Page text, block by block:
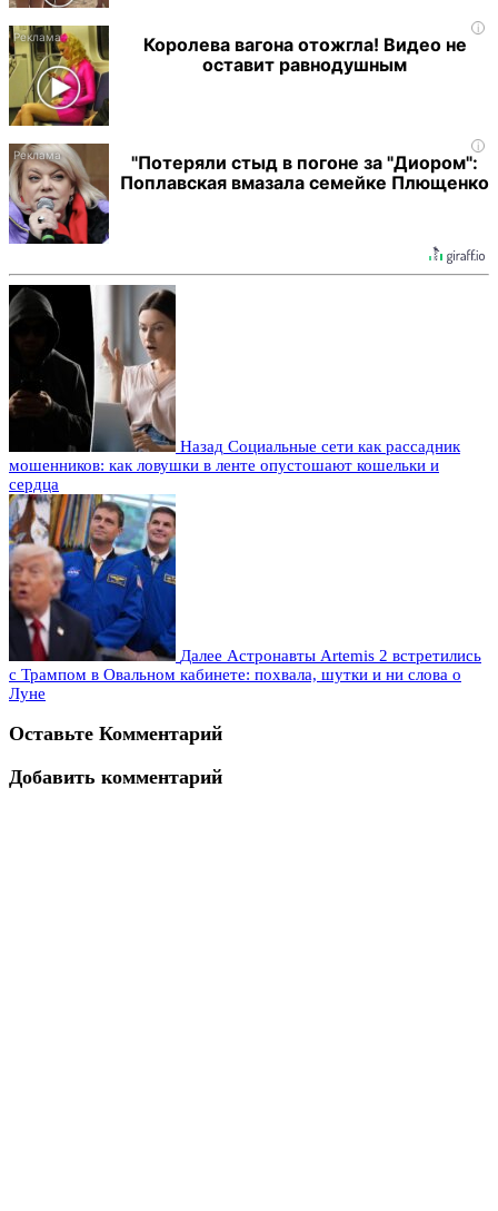
i
Королева вагона отожгла! Видео не
оставит равнодушным
i
"Потеряли стыд в погоне за "Диором":
Поплавская вмазала семейке Плющенко
Назад Социальные сети как рассадник
мошенников: как ловушки в ленте опустошают кошельки и
сердца
Далее Астронавты Artemis 2 встретились
с Трампом в Овальном кабинете: похвала, шутки и ни слова о
Луне
Оставьте Комментарий
Добавить комментарий